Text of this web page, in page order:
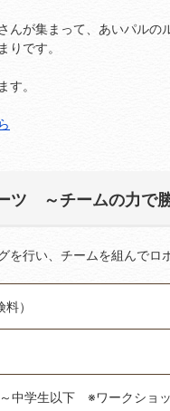
んが集まって、あいパル
りです。
す。
ツ ～チームの力で
を行い、チームを組んでロ
）
中学生以下 ※ワークショ